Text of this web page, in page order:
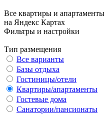
Все квартиры и апартаменты
на Яндекс Картах
Фильтры и настройки
Тип размещения
Все варианты
Базы отдыха
Гостиницы/отели
Квартиры/апартаменты
Гостевые дома
Санатории/пансионаты